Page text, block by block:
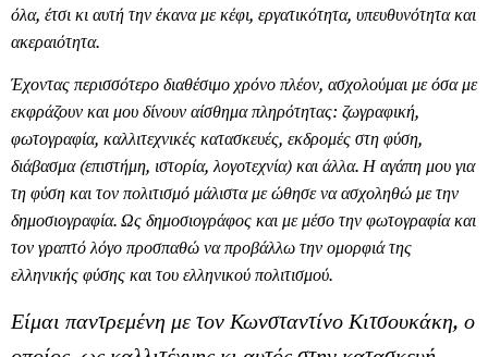
όλα, έτσι κι αυτή την έκανα με κέφι, εργατικότητα, υπευθυνότητα και
ακεραιότητα.
Έχοντας περισσότερο διαθέσιμο χρόνο πλέον, ασχολούμαι με όσα με
εκφράζουν και μου δίνουν αίσθημα πληρότητας: ζωγραφική,
φωτογραφία, καλλιτεχνικές κατασκευές, εκδρομές στη φύση,
διάβασμα (επιστήμη, ιστορία, λογοτεχνία) και άλλα. Η αγάπη μου για
τη φύση και τον πολιτισμό μάλιστα με ώθησε να ασχοληθώ με την
δημοσιογραφία. Ως δημοσιογράφος και με μέσο την φωτογραφία και
τον γραπτό λόγο προσπαθώ να προβάλλω την ομορφιά της
ελληνικής φύσης και του ελληνικού πολιτισμού.
Είμαι παντρεμένη με τον Κωνσταντίνο Κιτσουκάκη, ο